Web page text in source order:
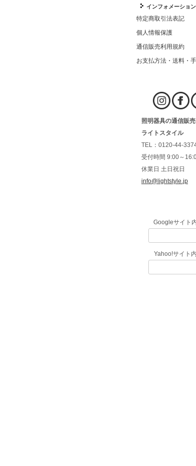
インフォメーション
特定商取引法表記
個人情報保護
通信販売利用規約
お支払方法・送料・
照明器具の通信販売
ライトスタイル
TEL：0120-44-
受付時間 9:00～
休業日 土日祝日
info@lightstyle.jp
Googleサイト
Yahoo!サイト